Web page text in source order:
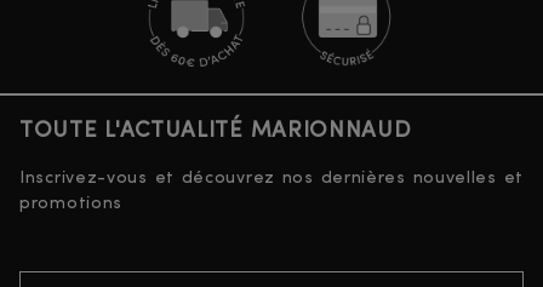
TOUTE L'ACTUALITÉ MARIONNAUD
Inscrivez-vous et découvrez nos dernières nouvelles et
promotions